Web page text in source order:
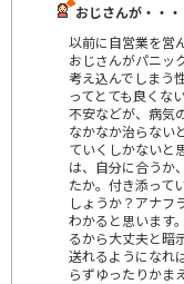
おじさんが・・・
以前に自営業を営
おじさんがパニッ
考え込んでしまう
ってとても良くな
不安などが、病気
なかなか治らない
ていくしかないと
は、自分に合うか
たか。付き添って
しょうか？アナフ
わかると思います
るから大丈夫と暗
送れるようになれ
らずゆったりかま